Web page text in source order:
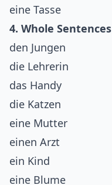
eine Tasse
4. Whole Sentences
den Jungen
die Lehrerin
das Handy
die Katzen
eine Mutter
einen Arzt
ein Kind
eine Blume